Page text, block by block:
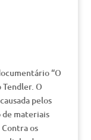
“O
Tendler. O
pelos
materiais
os